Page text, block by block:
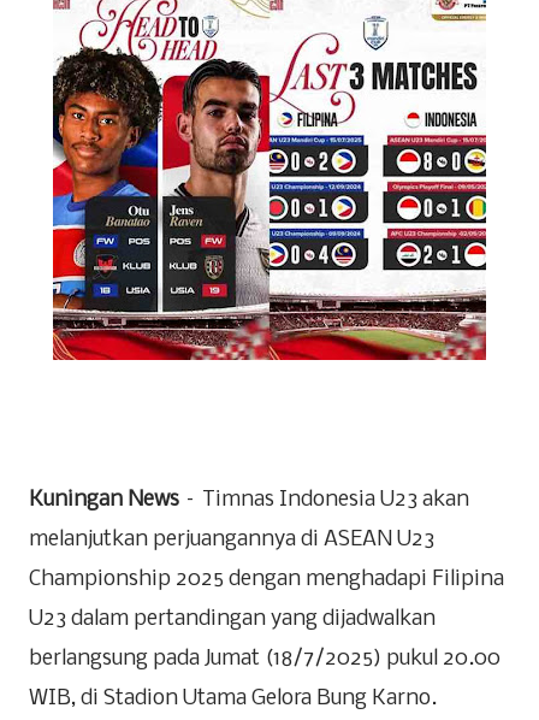
Kuningan News – Timnas Indonesia U23 akan
melanjutkan perjuangannya di ASEAN U23
Championship 2025 dengan menghadapi Filipina
U23 dalam pertandingan yang dijadwalkan
berlangsung pada Jumat (18/7/2025) pukul 20.00
WIB, di Stadion Utama Gelora Bung Karno.